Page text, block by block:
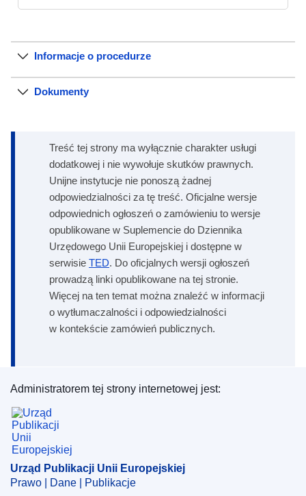
Informacje o procedurze
Dokumenty
Treść tej strony ma wyłącznie charakter usługi
dodatkowej i nie wywołuje skutków prawnych.
Unijne instytucje nie ponoszą żadnej
odpowiedzialności za tę treść. Oficjalne wersje
odpowiednich ogłoszeń o zamówieniu to wersje
opublikowane w Suplemencie do Dziennika
Urzędowego Unii Europejskiej i dostępne w
serwisie TED. Do oficjalnych wersji ogłoszeń
prowadzą linki opublikowane na tej stronie.
Więcej na ten temat można znaleźć w informacji
o wytłumaczalności i odpowiedzialności
w kontekście zamówień publicznych.
Urząd Publikacji Unii Europejskiej
Administratorem tej strony internetowej jest:
Urząd Publikacji Unii Europejskiej
Prawo | Dane | Publikacje